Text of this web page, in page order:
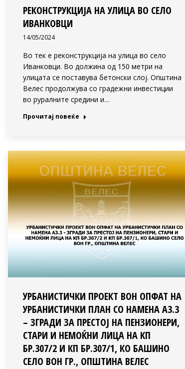
РЕКОНСТРУКЦИЈА НА УЛИЦА ВО СЕЛО
ИВАНКОВЦИ
14/05/2024
Во тек е реконструкција на улица во село
Иванковци. Во должина од 150 метри на
улицата се поставува бетонски слој. Општина
Велес продолжува со градежни инвестиции
во руралните средини и…
Прочитај повеќе
УРБАНИСТИЧКИ ПРОЕКТ ВОН ОПФАТ НА
УРБАНИСТИЧКИ ПЛАН СО НАМЕНА А3.3
– ЗГРАДИ ЗА ПРЕСТОЈ НА ПЕНЗИОНЕРИ,
СТАРИ И НЕМОЌНИ ЛИЦА НА КП
БР.307/2 И КП БР.307/1, КО БАШИНО
СЕЛО ВОН ГР., ОПШТИНА ВЕЛЕС